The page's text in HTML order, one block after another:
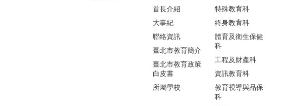
首長介紹
大事紀
聯絡資訊
臺北市教育簡介
臺北市教育政策
白皮書
所屬學校
特殊教育科
終身教育科
體育及衛生保健
科
工程及財產科
資訊教育科
教育視導與品保
科